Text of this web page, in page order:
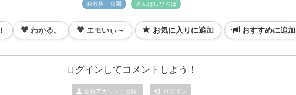
お散歩・公園 さんばしひろば
わかる。 エモいぃ～ お気に入りに追加 おすすめに追加
ログインしてコメントしよう！
新規アカウント登録 ログイン